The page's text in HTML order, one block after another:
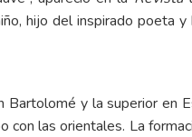
hijo del inspirado poeta
y la superior en
las orientales. La